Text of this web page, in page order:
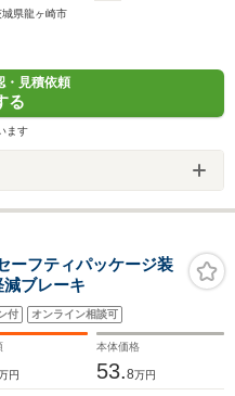
城県龍ヶ崎市
・見積依頼
る
ます
ーフティパッケージ装
ブレーキ
付 オンライン相談可
円
本体価格
53.8万円